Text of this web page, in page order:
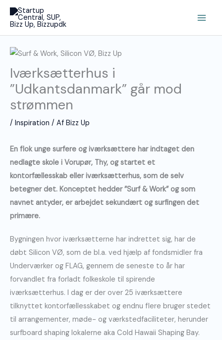
indholdet
Iværksætterhus i
”Udkantsdanmark” går mod
strømmen
/ Inspiration / Af Bizz Up
En flok unge surfere og iværksættere har indtaget den
nedlagte skole i Vorupør, Thy, og startet et
kontorfællesskab eller iværksætterhus, som de selv
betegner det. Konceptet hedder ”Surf & Work” og som
navnet antyder, er arbejdet sekundært og surfingen det
primære.
Bygningen hvor iværksætterne har indrettet sig, har de
døbt Silicon VØ, som de bl.a. ved hjælp af fondsmidler fra
Underværker og FLAG, gennem de seneste to år har
forvandlet fra forladt folkeskole til spirende
iværksætterhus. I dag er der over 25 iværksættere
tilknyttet kontorfællesskabet og endnu flere bruger stedet
til arrangementer, møde- og værkstedfaciliteter, herunder
surfboard shaping lokalerne aka Cold Hawaii Shaping Bay.